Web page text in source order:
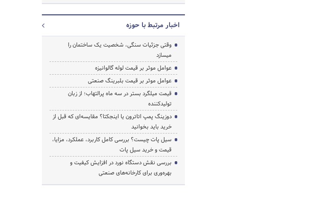
اخبار مرتبط با حوزه
وقتی جزئیات سنگی، شخصیت یک ساختمان را
میسازد
عوامل موثر بر قیمت لوله گالوانیزه
عوامل موثر بر قیمت بلبرینگ صنعتی
قیمت میلگرد بستر در سه ماه پرالتهاب؛ از زبان
تولیدکننده
دوزینگ پمپ اتاترون یا اینجکتا؟ مقایسه‌ای که قبل از
خرید باید بخوانید
سیل پات چیست؟ بررسی کامل کاربرد، عملکرد، مزایا،
قیمت و خرید سیل پات
بررسی نقش دستگاه نورد در افزایش کیفیت و
بهره‌وری برای کارخانه‌های صنعتی